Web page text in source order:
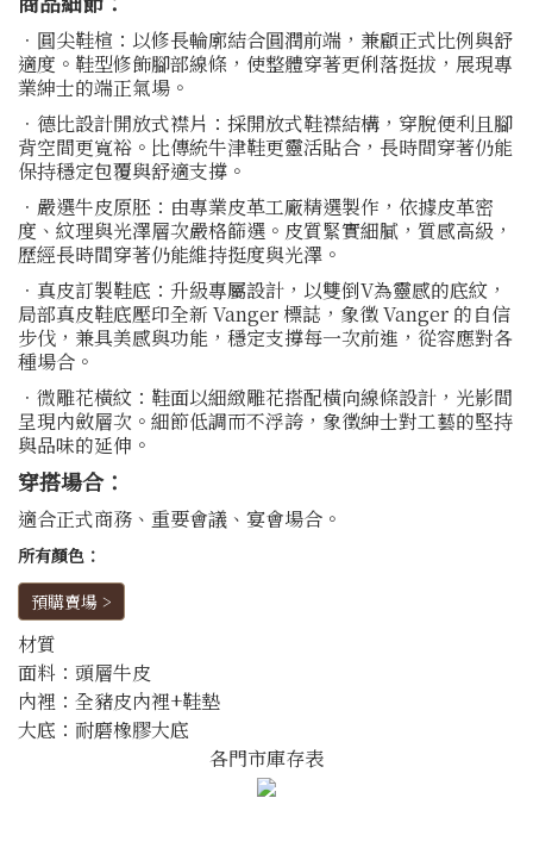
．圓尖鞋楦：以修長輪廓結合圓潤前端，兼顧正式比例與舒
適度。鞋型修飾腳部線條，使整體穿著更俐落挺拔，展現專
業紳士的端正氣場。
．德比設計開放式襟片：採開放式鞋襟結構，穿脫便利且腳
背空間更寬裕。比傳統牛津鞋更靈活貼合，長時間穿著仍能
保持穩定包覆與舒適支撐。
．嚴選牛皮原胚：由專業皮革工廠精選製作，依據皮革密
度、紋理與光澤層次嚴格篩選。皮質緊實細膩，質感高級，
歷經長時間穿著仍能維持挺度與光澤。
．真皮訂製鞋底：升級專屬設計，以雙倒V為靈感的底紋，
局部真皮鞋底壓印全新 Vanger 標誌，象徵 Vanger 的自信
步伐，兼具美感與功能，穩定支撐每一次前進，從容應對各
種場合。
．微雕花橫紋：鞋面以細緻雕花搭配橫向線條設計，光影間
呈現內斂層次。細節低調而不浮誇，象徵紳士對工藝的堅持
與品味的延伸。
穿搭場合：
適合正式商務、重要會議、宴會場合。
所有顏色：
預購賣場 >
材質
面料：頭層牛皮
內裡：全豬皮內裡+鞋墊
大底：耐磨橡膠大底
各門市庫存表